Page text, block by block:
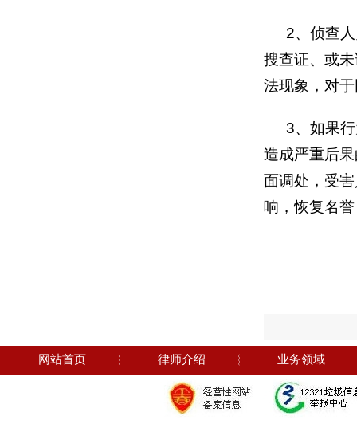
2、侦查
搜查证、或
法现象，对
3、如果
造成严重后
面调处，受
响，恢复名
网站首页 ︴ 律师介绍 ︴ 业务领域